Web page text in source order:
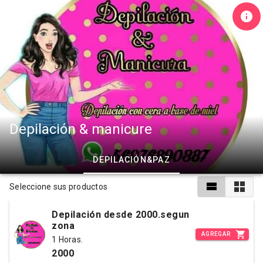
Depilación & manicure
DEPILACIÓN&PAZ
Seleccione sus productos
Depilación desde 2000.segun
zona
1 Horas.
2000
AGREGAR